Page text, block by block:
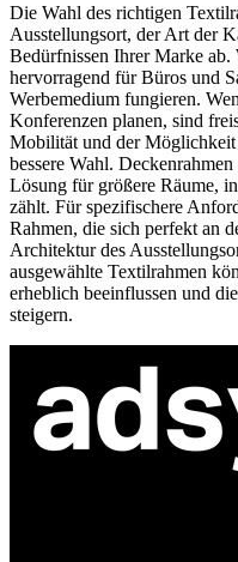
Die Wahl des richtigen
Ausstellungsort, der Art der
Bedürfnissen Ihrer Marke ab.
hervorragend für Büros und
Werbemedium fungieren.
Konferenzen planen, sind
Mobilität und der Möglichkeit
bessere Wahl.
Lösung für größere Räume,
zählt. Für spezifischere
Rahmen, die sich perfekt an
Architektur des
ausgewählte Textilrahmen
erheblich beeinflussen und
steigern.